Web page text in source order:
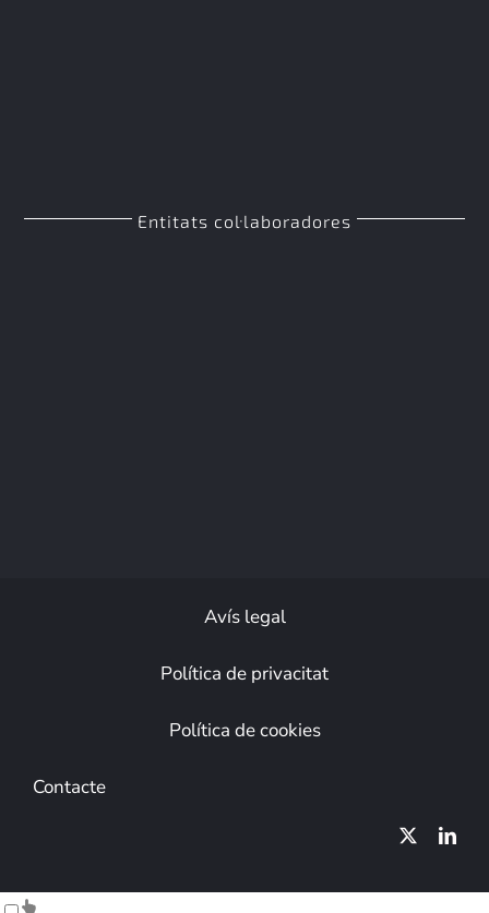
Entitats col·laboradores
Avís legal
Política de privacitat
Política de cookies
Contacte